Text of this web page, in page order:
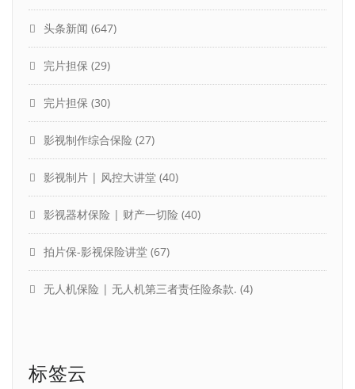
头条新闻 (647)
完片担保 (29)
完片担保 (30)
影视制作综合保险 (27)
影视制片 | 风控大讲堂 (40)
影视器材保险 | 财产一切险 (40)
拍片保-影视保险讲堂 (67)
无人机保险 | 无人机第三者责任险条款. (4)
标签云